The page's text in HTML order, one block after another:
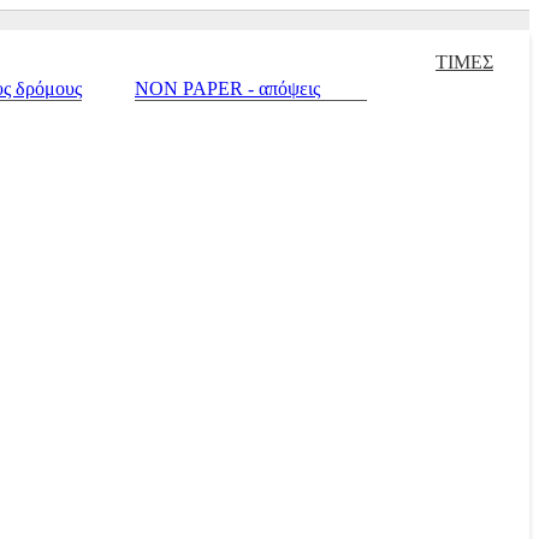
ΤΙΜΕΣ
δρόμους
NON PAPER - απόψεις